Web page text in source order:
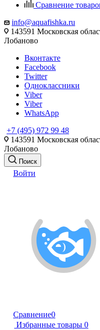
Сравнение
info@aquafishka.ru
143591 Московская
Лобаново
Вконтакте
Facebook
Twitter
Одноклассники
Viber
Viber
WhatsApp
+7 (495) 972 99 48
143591 Московская
Лобаново
Поиск
Войти
Сравнение0
Избранные товары 0